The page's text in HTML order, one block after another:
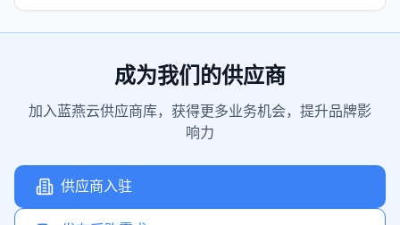
成为我们的供应商
加入蓝燕云供应商库，获得更多业务机会，提升品牌影
响力
供应商入驻